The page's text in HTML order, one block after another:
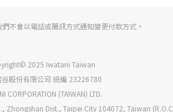
不會以電話或簡訊方式通知變更付款方式。
2025 Iwatani Taiwan
谷股份有限公司 統編 23226780
CORPORATION (TAIWAN) LTD.
Zhongshan Dist., Taipei City 104072, Taiwan